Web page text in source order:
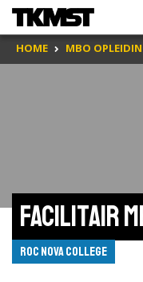
HOME MBO
Facilitair
ROC Nova College